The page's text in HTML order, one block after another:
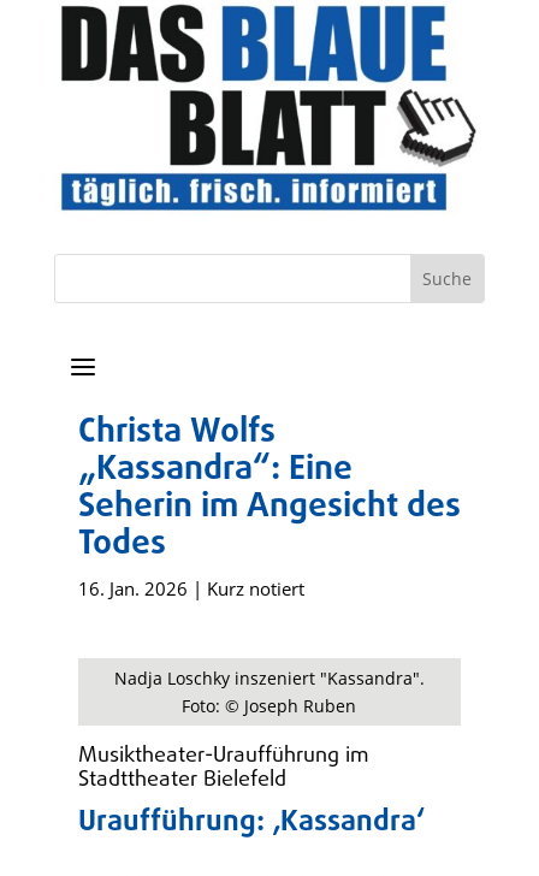
a
Christa Wolfs
„Kassandra“: Eine
Seherin im Angesicht des
Todes
16. Jan. 2026 | Kurz notiert
Nadja Loschky inszeniert "Kassandra".
Foto: © Joseph Ruben
Musiktheater-Uraufführung im
Stadttheater Bielefeld
Uraufführung: ‚Kassandra‘